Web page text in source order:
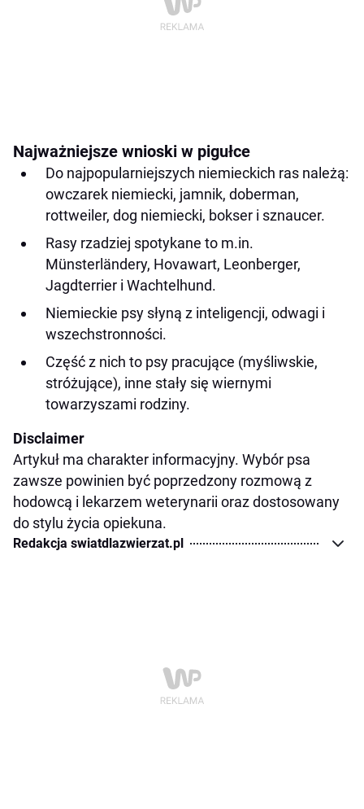
Najważniejsze wnioski w pigułce
Do najpopularniejszych niemieckich ras należą:
owczarek niemiecki, jamnik, doberman,
rottweiler, dog niemiecki, bokser i sznaucer.
Rasy rzadziej spotykane to m.in.
Münsterländery, Hovawart, Leonberger,
Jagdterrier i Wachtelhund.
Niemieckie psy słyną z inteligencji, odwagi i
wszechstronności.
Część z nich to psy pracujące (myśliwskie,
stróżujące), inne stały się wiernymi
towarzyszami rodziny.
Disclaimer
Artykuł ma charakter informacyjny. Wybór psa
zawsze powinien być poprzedzony rozmową z
hodowcą i lekarzem weterynarii oraz dostosowany
do stylu życia opiekuna.
Redakcja swiatdlazwierzat.pl